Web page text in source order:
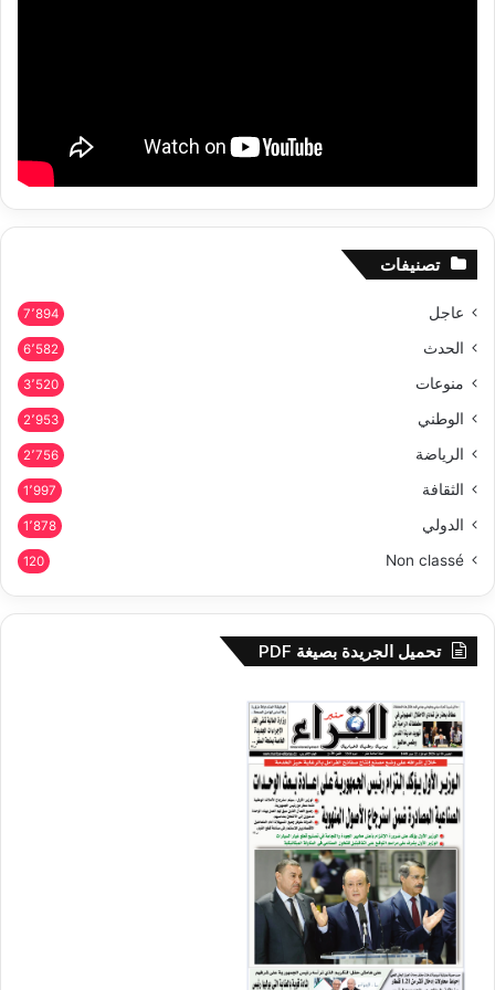
تصنيفات
عاجل 7٬894
الحدث 6٬582
منوعات 3٬520
الوطني 2٬953
الرياضة 2٬756
الثقافة 1٬997
الدولي 1٬878
Non classé
120
تحميل الجريدة بصيغة PDF